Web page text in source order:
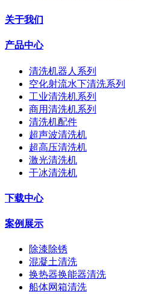
关于我们
产品中心
清洗机器人系列
空化射流水下清洗系列
工业清洗机系列
商用清洗机系列
清洗机配件
超声波清洗机
超高压清洗机
激光清洗机
干冰清洗机
下载中心
案例展示
除漆除锈
混凝土清洗
换热器换能器清洗
船体网箱清洗